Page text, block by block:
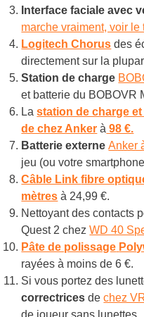
Interface faciale avec
marche vraiment, voir le
Logitech Chorus des
directement sur la
Station de charge
et batterie du BOBOVR
Lastation de charge
de chez Anker à 98 €.
Batterie externe Anker
jeu (ou votre
Câble Linkfibre
mètres à 24,99 €.
Nettoyant des contacts
Quest 2 chezWD 40
Pâte de polissage
rayées à moins de 6 €.
Si vous portez des
correctrices dechez
de joueur sans lunettes.